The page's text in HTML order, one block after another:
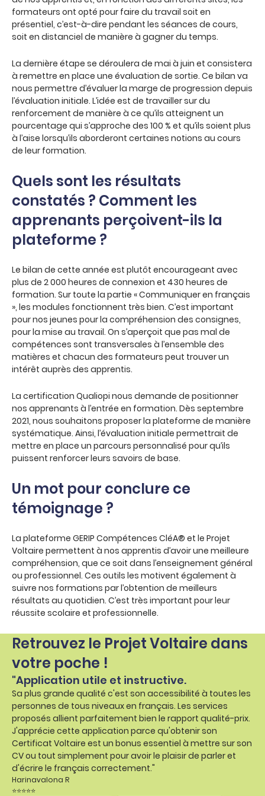
formateurs ont opté pour faire du travail soit en
présentiel, c’est-à-dire pendant les séances de cours,
soit en distanciel de manière à gagner du temps.
La dernière étape se déroulera de mai à juin et consistera
à remettre en place une évaluation de sortie. Ce bilan va
nous permettre d’évaluer la marge de progression depuis
l’évaluation initiale. L’idée est de travailler sur du
renforcement de manière à ce qu’ils atteignent un
pourcentage qui s’approche des 100 % et qu’ils soient plus
à l’aise lorsqu’ils aborderont certaines notions au cours
de leur formation.
Quels sont les résultats
constatés ? Comment les
apprenants perçoivent-ils la
plateforme ?
Le bilan de cette année est plutôt encourageant avec
plus de 2 000 heures de connexion et 430 heures de
formation. Sur toute la partie « Communiquer en français
», les modules fonctionnent très bien. C’est important
pour nos jeunes pour la compréhension des consignes,
pour la mise au travail. On s’aperçoit que pas mal de
compétences sont transversales à l’ensemble des
matières et chacun des formateurs peut trouver un
intérêt auprès des apprentis.
La certification Qualiopi nous demande de positionner
nos apprenants à l’entrée en formation. Dès septembre
2021, nous souhaitons proposer la plateforme de manière
systématique. Ainsi, l’évaluation initiale permettrait de
mettre en place un parcours personnalisé pour qu’ils
puissent renforcer leurs savoirs de base.
Un mot pour conclure ce
témoignage ?
La plateforme GERIP Compétences CléA® et le Projet
Voltaire permettent à nos apprentis d’avoir une meilleure
compréhension, que ce soit dans l’enseignement général
ou professionnel. Ces outils les motivent également à
suivre nos formations par l’obtention de meilleurs
résultats au quotidien. C’est très important pour leur
réussite scolaire et professionnelle.
Retrouvez le Projet Voltaire dans
votre poche !
"Application utile et instructive.
Sa plus grande qualité c'est son accessibilité à toutes les
personnes de tous niveaux en français. Les services
proposés allient parfaitement bien le rapport qualité-prix.
J'apprécie cette application parce qu'obtenir son
Certificat Voltaire est un bonus essentiel à mettre sur son
CV ou tout simplement pour avoir le plaisir de parler et
d'écrire le français correctement."
Harinavalona R
⭐⭐⭐⭐⭐